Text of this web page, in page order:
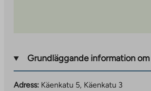
Grundläggande information
Adress: Käenkatu 5, Käenkatu 3